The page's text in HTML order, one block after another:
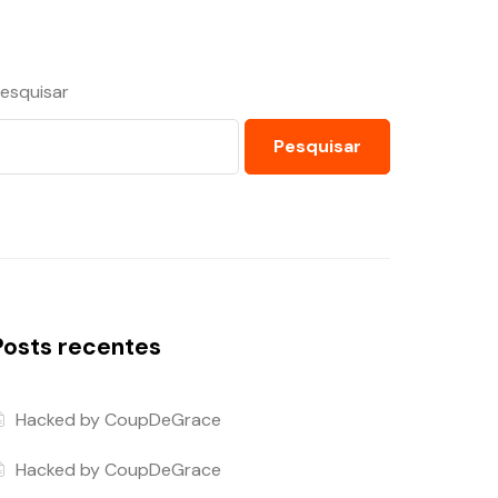
Pesquisar
recentes
Hacked by CoupDeGrace
Hacked by CoupDeGrace